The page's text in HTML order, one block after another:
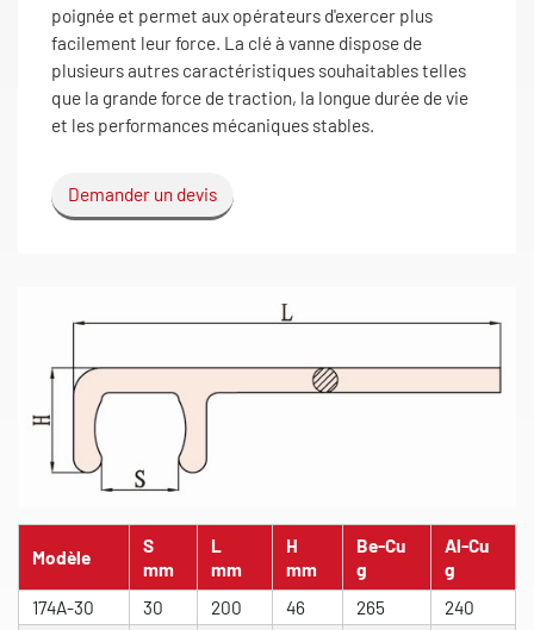
poignée et permet aux opérateurs d'exercer plus
facilement leur force. La clé à vanne dispose de
plusieurs autres caractéristiques souhaitables telles
que la grande force de traction, la longue durée de vie
et les performances mécaniques stables.
Demander un devis
Modèle
S
mm
L
mm
H
mm
Be-Cu
g
Al-Cu
g
174A-30
30 200 46 265
240